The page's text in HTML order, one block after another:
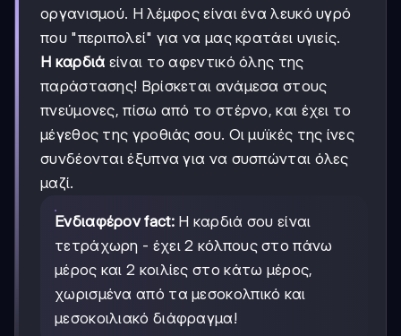
οργανισμού. Η λέμφος είναι ένα λευκό υγρό
που "περιπολεί" για να μας κρατάει υγιείς.
Η καρδιά είναι το αφεντικό όλης της
παράστασης! Βρίσκεται ανάμεσα στους
πνεύμονες, πίσω από το στέρνο, και έχει το
μέγεθος της γροθιάς σου. Οι μυϊκές της ίνες
συνδέονται έξυπνα για να συσπώνται όλες
μαζί.
Ενδιαφέρον fact:Η καρδιά σου είναι
τετράχωρη - έχει 2 κόλπους στο πάνω
μέρος και 2 κοιλίες στο κάτω μέρος,
χωρισμένα από τα μεσοκολπικό και
μεσοκοιλιακό διάφραγμα!